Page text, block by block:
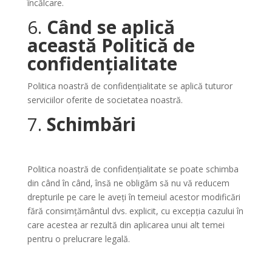
încălcare.
6. Când se aplică
această Politică de
confidențialitate
Politica noastră de confidențialitate se aplică tuturor
serviciilor oferite de societatea noastră.
7. Schimbări
Politica noastră de confidențialitate se poate schimba
din când în când, însă ne obligăm să nu vă reducem
drepturile pe care le aveți în temeiul acestor modificări
fără consimțământul dvs. explicit, cu excepția cazului în
care acestea ar rezultă din aplicarea unui alt temei
pentru o prelucrare legală.